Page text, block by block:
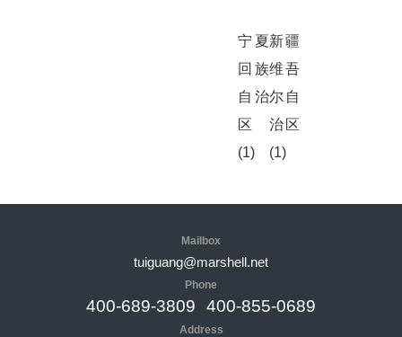
宁夏
回族
自治
区
(1)
新疆
维吾
尔自
治区
(1)
Mailbox
tuiguang@marshell.net
Phone
400-689-3809 400-855-0689
Address